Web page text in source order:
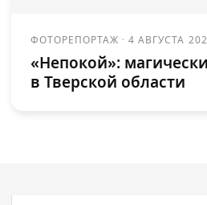
ФОТОРЕПОРТАЖ ·4 АВГУСТА
«Непокой»:
в Тверской области